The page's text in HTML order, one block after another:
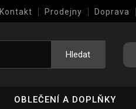
Kontakt Prodejny Doprava
Hledat
OBLEČENÍ A DOPLŇKY